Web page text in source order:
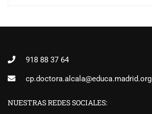
918 88 37 64
cp.doctora.alcala@educa.madrid.org
NUESTRAS REDES SOCIALES: